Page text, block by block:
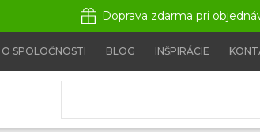
Doprava zdarma pri
O SPOLOČNOSTI BLOG INŠPIRÁCIE